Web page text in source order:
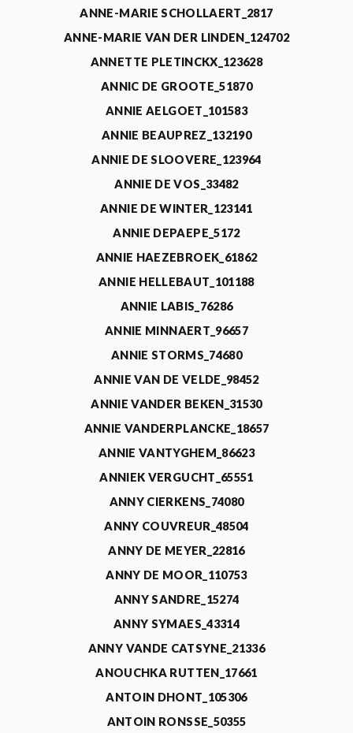
ANNE-MARIE SCHOLLAERT_2817
ANNE-MARIE VAN DER LINDEN_124702
ANNETTE PLETINCKX_123628
ANNIC DE GROOTE_51870
ANNIE AELGOET_101583
ANNIE BEAUPREZ_132190
ANNIE DE SLOOVERE_123964
ANNIE DE VOS_33482
ANNIE DE WINTER_123141
ANNIE DEPAEPE_5172
ANNIE HAEZEBROEK_61862
ANNIE HELLEBAUT_101188
ANNIE LABIS_76286
ANNIE MINNAERT_96657
ANNIE STORMS_74680
ANNIE VAN DE VELDE_98452
ANNIE VANDER BEKEN_31530
ANNIE VANDERPLANCKE_18657
ANNIE VANTYGHEM_86623
ANNIEK VERGUCHT_65551
ANNY CIERKENS_74080
ANNY COUVREUR_48504
ANNY DE MEYER_22816
ANNY DE MOOR_110753
ANNY SANDRE_15274
ANNY SYMAES_43314
ANNY VANDE CATSYNE_21336
ANOUCHKA RUTTEN_17661
ANTOIN DHONT_105306
ANTOIN RONSSE_50355